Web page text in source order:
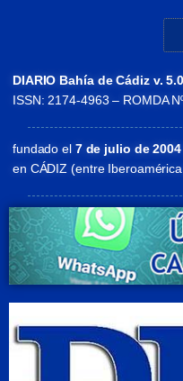
DIARIO Bahía de Cádiz v. 5.0
ISSN: 2174-4963 – ROMDA
fundado el7 de julio de 2004
en CÁDIZ (entre